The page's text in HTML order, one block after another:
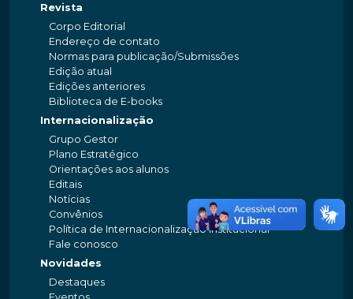
Revista
Corpo Editorial
Endereço de contato
Normas para publicação/Submissões
Edição atual
Edições anteriores
Biblioteca de E-books
Internacionalização
Grupo Gestor
Plano Estratégico
Orientações aos alunos
Editais
Notícias
Convênios
Política de Internacionalização Institucional
Fale conosco
Novidades
Destaques